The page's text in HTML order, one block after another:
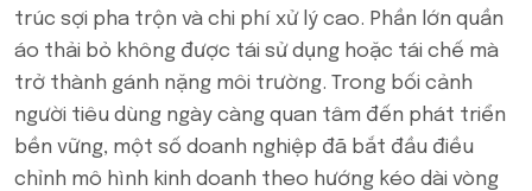
trúc sợi pha trộn và chi phí xử lý cao. Phần lớn quần
áo thải bỏ không được tái sử dụng hoặc tái chế mà
trở thành gánh nặng môi trường. Trong bối cảnh
người tiêu dùng ngày càng quan tâm đến phát triển
bền vững, một số doanh nghiệp đã bắt đầu điều
chỉnh mô hình kinh doanh theo hướng kéo dài vòng